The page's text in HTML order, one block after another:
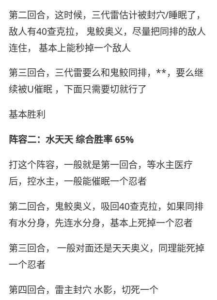
第二回合，这时候，三代雷估计被封穴/睡眠了，
敌人有40查克拉， 鬼鲛奥义，尽量把同排的敌人
连住， 基本上能秒掉一个敌人
第三回合，三代雷要么和鬼鲛同排，**，要么继
续被U催眠 ，下面只需要切就行了
基本胜利
阵容二：水天天 综合胜率 65%
打这个阵容，一般就是第一回合，等水主医疗
后，控水主，一般能催眠一个忍者
第二回合，鬼鲛奥义，吸回40查克拉，如果同排
有水分身，先连水分身，基本上死掉一个忍者
第三回合， 一般对面还是天天奥义，同理能死掉
一个忍者
第四回合，雷主封穴 水影，切死一个